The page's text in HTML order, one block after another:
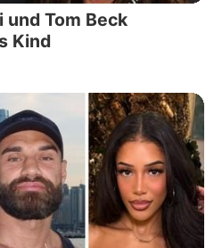
und Tom Beck
Kind